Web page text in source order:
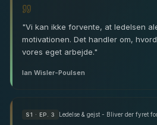
"Vi kan ikke forvente, at ledelsen
motivationen. Det handler om,
vores eget arbejde."
Ian Wisler-Poulsen
S1 · EP. 3 Ledelse & gejst - Bliver der fyret